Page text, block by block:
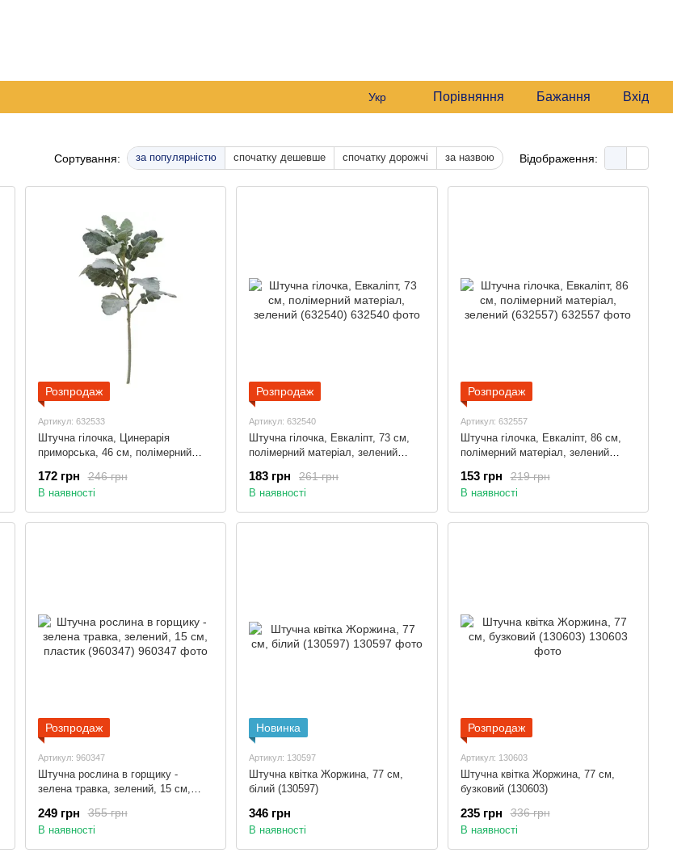
Укр Порівняння Бажання Вхід
Сортування: за популярністю спочатку дешевше спочатку дорожчі за назвою Відображення:
Розпродаж
Артикул: 632533
Штучна гілочка, Цинерарія
приморська, 46 см, полімерний
246 грн
172 грн
В наявності
Розпродаж
Артикул: 632540
Штучна гілочка, Евкаліпт, 73 см,
полімерний матеріал, зелений
261 грн
183 грн
В наявності
Розпродаж
Артикул: 632557
Штучна гілочка, Евкаліпт, 86 см,
полімерний матеріал, зелений
219 грн
153 грн
В наявності
Розпродаж
Артикул: 960347
Штучна рослина в горщику -
зелена травка, зелений, 15 см,
355 грн
249 грн
В наявності
Новинка
Артикул: 130597
Штучна квітка Жоржина, 77 см,
білий (130597)
346 грн
В наявності
Розпродаж
Артикул: 130603
Штучна квітка Жоржина, 77 см,
бузковий (130603)
336 грн
235 грн
В наявності